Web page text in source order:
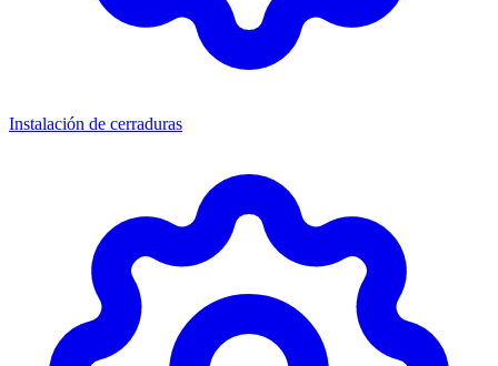
Instalación de cerraduras